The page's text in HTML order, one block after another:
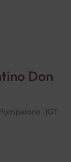
Don
Pompeiano IGT